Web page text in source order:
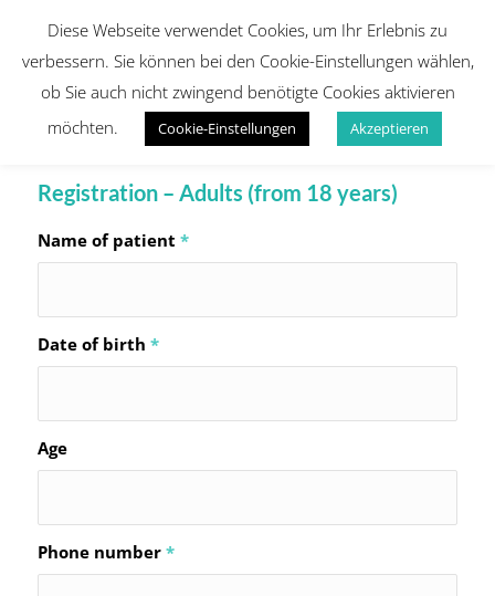
Registration – Adults (from 18 years)
Name of patient *
Date of birth *
Age
Phone number *
Diese Webseite verwendet Cookies, um Ihr Erlebnis zu
verbessern. Sie können bei den Cookie-Einstellungen wählen,
ob Sie auch nicht zwingend benötigte Cookies aktivieren
möchten.
Cookie-Einstellungen Akzeptieren